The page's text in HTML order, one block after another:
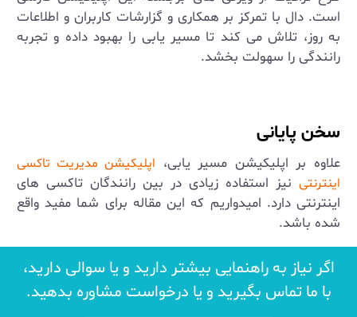
است. دال با تمرکز بر همکاری و گزارشات کاربران و اطلاعات
به ‌روز، تلاش می ‌کند تا مسیر یابی را بهبود داده و تجربه
رانندگی را سهولت بخشد.
سخن پایانی
علاوه بر اپلیکیشن مسیر یابی، اپلیکیشن مدیریت تاکسی
اینترنتی نیز استفاده زیادی در بین رانندگان تاکسی های
اینترنتی دارد. امیدواریم که این مقاله برای شما مفید واقع
شده باشد.
اگر نیاز به راهنمایی بیشتر دارید و یا سوالی دارید،
با ما تماس بگیرید و یا درخواست مشاوره بدهید.